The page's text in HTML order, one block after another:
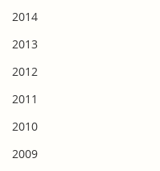
2014
2013
2012
2011
2010
2009